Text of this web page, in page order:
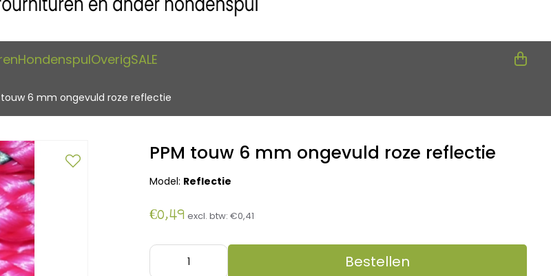
HondenspulOverigSALE
touw 6 mm ongevuld roze reflectie
PPM touw 6 mm ongevuld roze reflectie
Model: Reflectie
€0,49 excl. btw:€0,41
Bestellen